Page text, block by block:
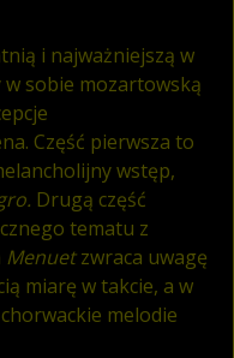
i najważniejszą w
w sobie mozartowską
Część pierwsza to
wstęp,
Drugą część
tematu z
Menuetzwraca uwagę
miarę w takcie, a w
melodie